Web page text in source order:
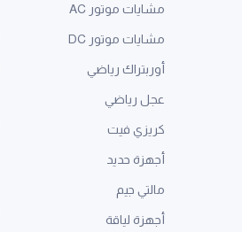
مشايات موتور AC
مشايات موتور DC
أوربتراك رياضي
عجل رياضي
كريزي فيت
أجهزة حديد
مالتي جيم
أجهزة لياقة